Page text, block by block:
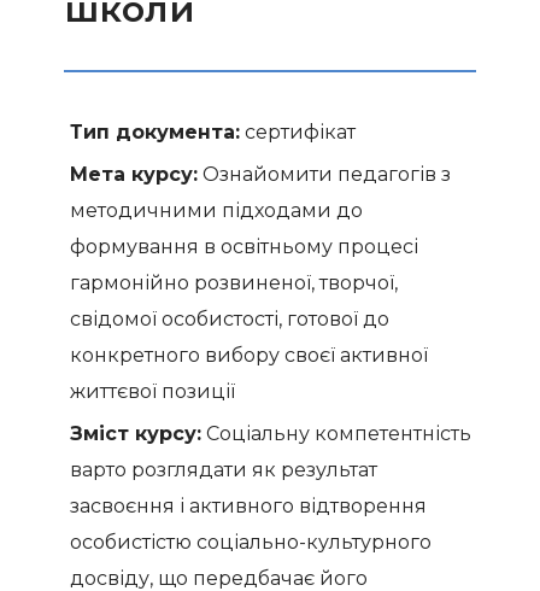
школи
Тип документа: сертифікат
Мета курсу: Ознайомити педагогів з
методичними підходами до
формування в освітньому процесі
гармонійно розвиненої, творчої,
свідомої особистості, готової до
конкретного вибору своєї активної
життєвої позиції
Зміст курсу: Соціальну компетентність
варто розглядати як результат
засвоєння і активного відтворення
особистістю соціально-культурного
досвіду, що передбачає його